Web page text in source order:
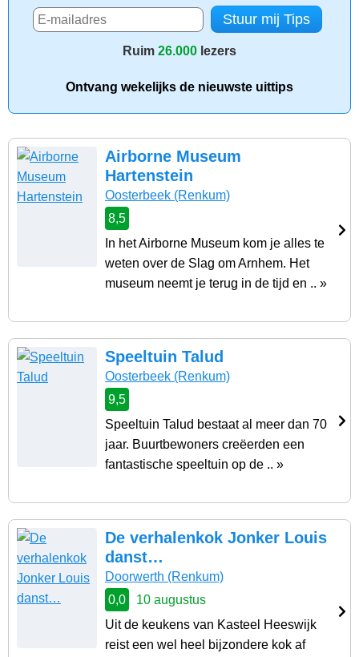
Ruim 26.000 lezers
Ontvang wekelijks de nieuwste uittips
Airborne Museum
Hartenstein
Oosterbeek (Renkum)
8,5
In het Airborne Museum kom je alles te
weten over de Slag om Arnhem. Het
museum neemt je terug in de tijd en .. »
Speeltuin Talud
Oosterbeek (Renkum)
9,5
Speeltuin Talud bestaat al meer dan 70
jaar. Buurtbewoners creëerden een
fantastische speeltuin op de .. »
De verhalenkok Jonker Louis
danst…
Doorwerth (Renkum)
0,0
10 augustus
Uit de keukens van Kasteel Heeswijk
reist een wel heel bijzondere kok af